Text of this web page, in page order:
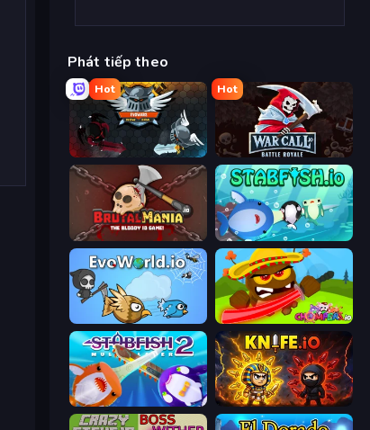
Phát tiếp theo
Hot
EvoWars.io
Hot
WarCall.io
BrutalMania.io (Brutal Mania) Stabfish.io
Chompers.io
Stabfish 2 Knife.io